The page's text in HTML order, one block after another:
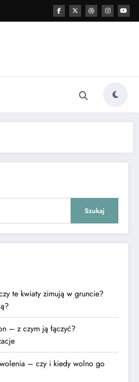
Szukaj
te kwiaty zimują w gruncie?
– z czym ją łączyć?
– czy i kiedy wolno go